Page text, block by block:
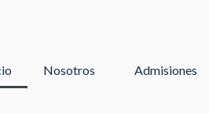
Nosotros Admisiones